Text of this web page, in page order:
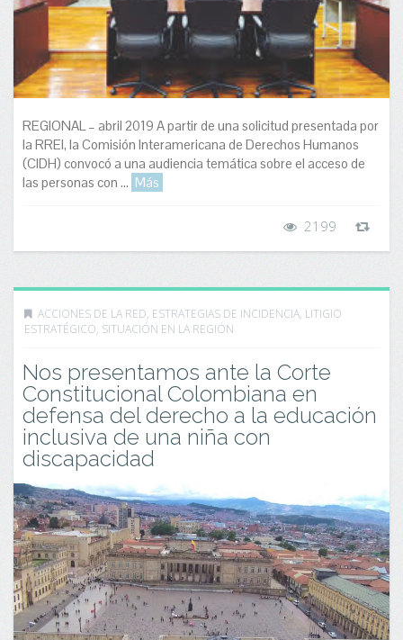
REGIONAL – abril 2019 A partir de una solicitud presentada por
la RREI, la Comisión Interamericana de Derechos Humanos
(CIDH) convocó a una audiencia temática sobre el acceso de
las personas con ... Más
2199
ACCIONES DE LA RED, ESTRATEGIAS DE INCIDENCIA, LITIGIO
ESTRATÉGICO, SITUACIÓN EN LA REGIÓN
Nos presentamos ante la Corte
Constitucional Colombiana en
defensa del derecho a la educación
inclusiva de una niña con
discapacidad